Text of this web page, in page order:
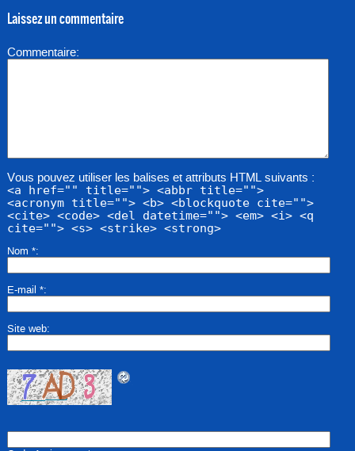
Laissez un commentaire
Commentaire
Vous pouvez utiliser les balises et attributs HTML suivants :
<a href="" title=""> <abbr title="">
<acronym title=""> <b> <blockquote cite="">
<cite> <code> <del datetime=""> <em> <i> <q
cite=""> <s> <strike> <strong>
Nom *
E-mail *
Site web